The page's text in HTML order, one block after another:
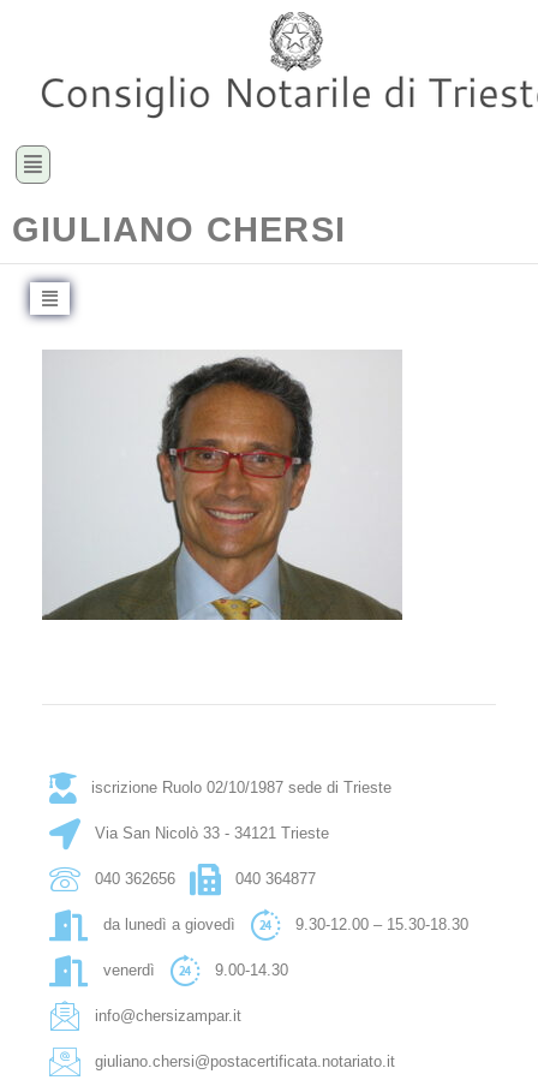
GIULIANO CHERSI
iscrizione Ruolo 02/10/1987 sede di Trieste
Via San Nicolò 33 - 34121 Trieste
040 362656 040 364877
da lunedì a giovedì 9.30-12.00 – 15.30-18.30
venerdì 9.00-14.30
info@chersizampar.it
giuliano.chersi@postacertificata.notariato.it